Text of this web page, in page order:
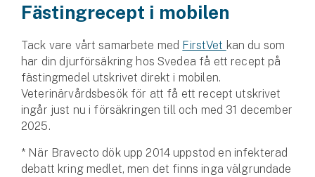
Fästingrecept i mobilen
Tack vare vårt samarbete med FirstVet kan du som
har din djurförsäkring hos Svedea få ett recept på
fästingmedel utskrivet direkt i mobilen.
Veterinärvårdsbesök för att få ett recept utskrivet
ingår just nu i försäkringen till och med 31 december
2025.
* När Bravecto dök upp 2014 uppstod en infekterad
debatt kring medlet, men det finns inga välgrundade